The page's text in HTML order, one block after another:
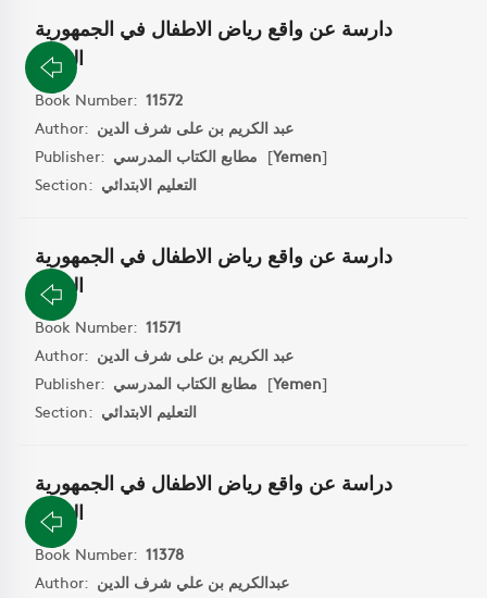
دارسة عن واقع رياض الاطفال في الجمهورية
اليمنية
Book Number: 11572
Author: عبد الكريم بن على شرف الدين
Publisher: مطابع الكتاب المدرسي [Yemen]
Section: التعليم الابتدائي
دارسة عن واقع رياض الاطفال في الجمهورية
اليمنية
Book Number: 11571
Author: عبد الكريم بن على شرف الدين
Publisher: مطابع الكتاب المدرسي [Yemen]
Section: التعليم الابتدائي
دراسة عن واقع رياض الاطفال في الجمهورية
اليمنية
Book Number: 11378
Author: عبدالكريم بن علي شرف الدين